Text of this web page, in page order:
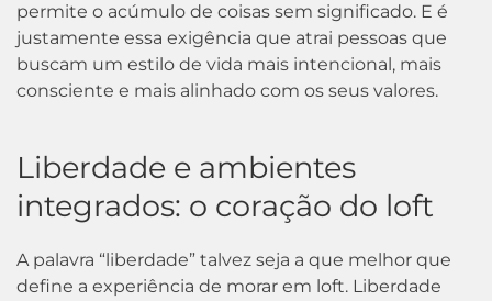
permite o acúmulo de coisas sem significado. E é
justamente essa exigência que atrai pessoas que
buscam um estilo de vida mais intencional, mais
consciente e mais alinhado com os seus valores.
Liberdade e ambientes
integrados: o coração do loft
A palavra “liberdade” talvez seja a que melhor que
define a experiência de morar em loft. Liberdade